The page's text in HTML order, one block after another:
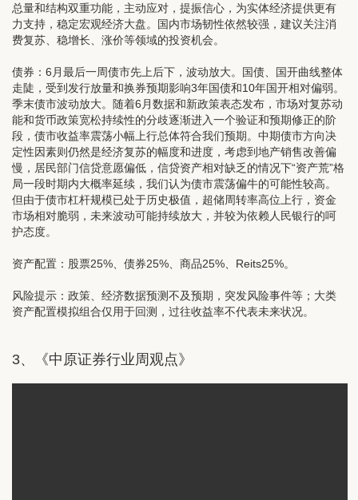
总量和结构双重功能，主动应对，提振信心，为实体经济提供更有
力支持，稳定宏观经济大盘。国内市场韧性依然较强，建议关注消
费复苏、稳增长、涨价等领域的投资机会。
债券： 6月最后一周债市先上后下，波动放大。国债、国开曲线整体
走陡，受到发行放量和换券预期影响3年国债和10年国开相对偏弱。
季末债市波动放大。随着6月数据和新政策表态发布，市场对复苏动
能和货币政策宽松持续性的分歧逐渐进入一个验证和预期修正的阶
段，债市收益率震荡小幅上行总体符合我们预期。中期债市方向决
定性因素则仍然是经济复苏的幅度和进度，考虑到地产销售改善偏
慢，居民部门信贷意愿偏低，信贷资产相对缺乏的情况下“资产荒”格
局一段时期内大概率延续，我们认为债市震荡偏牛的可能性较高。
但由于债市杠杆规模已处于历史极值，超储周转率高位上行，资金
市场相对脆弱，未来波动可能持续放大，并较为依赖人民银行的呵
护态度。
资产配置： 股票25%、债券25%、商品25%、Reits25%。
风险提示：政策、经济数据预测不及预期，突发风险事件等；大类
资产配置模拟组合仅用于回测，过往收益率不代表未来状况。
3、《中原证券行业周观点》